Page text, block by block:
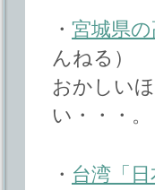
・ 宮城県
んねる）
おかしい
い・・・。
・ 台湾「